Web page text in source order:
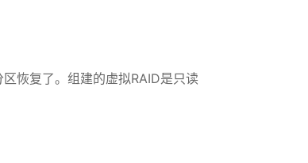
恢复了。组建的虚拟RAID是只读